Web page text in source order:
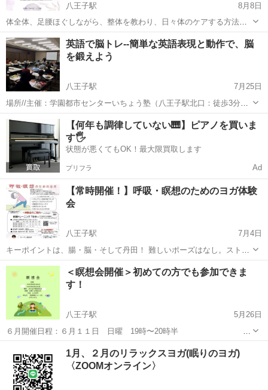
八王子駅
8月8日
体全体、足腰ほぐしながら、整体を教わり、日々体のケアする方法を
教えてもらいます。すぐ効果が現れるので大変人気です。 心の面も重
要でヒーリングもしています。 心も身体も美しく健康に！ 一度お試し
で来てみてください。 お待ちして...
東京 八王子市 八王子駅 整体 足腰
英語で脳トレ--簡単な英語表現と動作で、脳
を鍛えよう
八王子駅
7月25日
場所//主催：学園都市センターいちょう塾（八王子駅北口：徒歩3分
オクトーレ八王子12階）10月25日開講 全8回 時間:午後3時20分～午
後4時50分 受講料：6500円（全8回） 講師：多摩大学名誉教授 飯田
健雄 ...
東京 八王子市 八王子駅 その他 脳トレ
【何年も調律していない🎹】ピアノを買いま
す🖐️
状態が悪くてもOK！最大限買取します
プリフラ Ad
【常時開催！】呼吸・瞑想のためのヨガ体験
会
八王子駅
7月4日
キーポイントは、腸・脳・そして丹田！ 難しいポーズはなし。ストレ
ッチに近い軽い体操ですが体を意識して行うのですみずみまで効きま
す☆ 老若男女問わず、誰でもでるヨガ・気功体験会。 深い呼吸と瞑想
でリラックス。 ダイエッ...
東京 八王子市 八王子駅 その他 丹田
＜瞑想会開催＞初めての方でも参加できま
す！
八王子駅
5月26日
６月開催日程：６月１１日 日曜 19時〜20時半 ６
月２３日 金曜 19時〜20時半 （瞑想の所要時間は１
時間です） 場所：JR八王子駅徒歩5分 詳細はお申込時にお知らせし
ます。 ...
八王子市 八王子駅 その他 夫婦
1月、２月のリラックスヨガ(眠りのヨガ)
〈ZOOMオンライン〉